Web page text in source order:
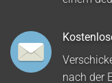
nach der